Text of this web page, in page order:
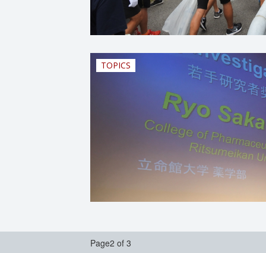
TOPICS
Page2 of 3